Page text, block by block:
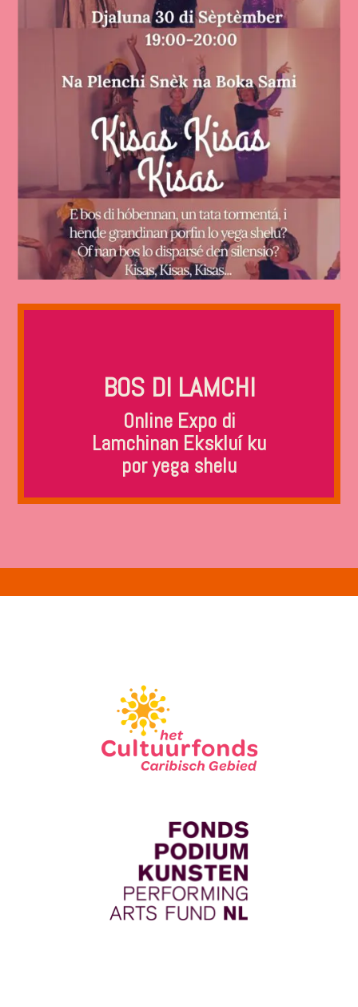
BOS DI LAMCHI
Online Expo di
Lamchinan Ekskluí ku
por yega shelu